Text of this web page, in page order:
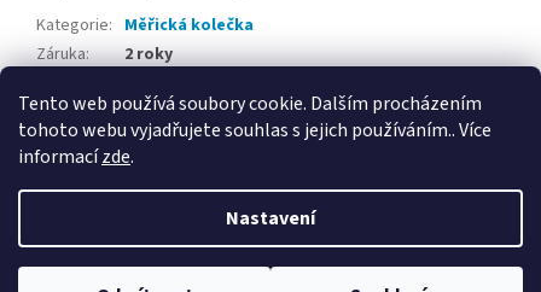
Tento web používá soubory cookie. Dalším procházením
tohoto webu vyjadřujete souhlas s jejich používáním.. Více
informacízde.
Nastavení
Kategorie: Měřická kolečka
Záruka:
2 roky
Copyright 2026GP spol. s r.o.. Všechna práva vyhrazena.Upravit